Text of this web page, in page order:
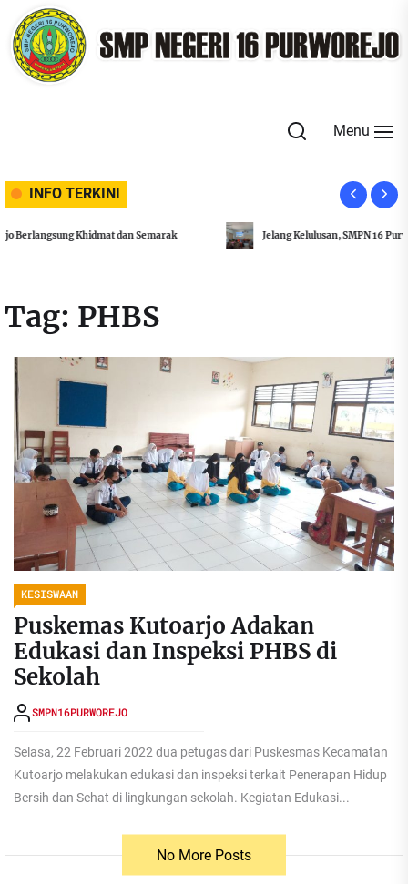
the
content
Menu
INFO TERKINI
Jelang Kelulusan, SMPN 16 Purworejo Adakan Rapat Penegas
Tag: PHBS
KESISWAAN
Puskemas Kutoarjo Adakan
Edukasi dan Inspeksi PHBS di
Sekolah
SMPN16PURWOREJO
Selasa, 22 Februari 2022 dua petugas dari Puskesmas Kecamatan
Kutoarjo melakukan edukasi dan inspeksi terkait Penerapan Hidup
Bersih dan Sehat di lingkungan sekolah. Kegiatan Edukasi...
No More Posts